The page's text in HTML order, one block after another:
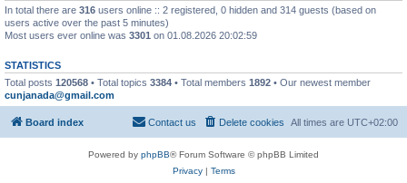
In total there are 316 users online :: 2 registered, 0 hidden and 314 guests (based on
users active over the past 5 minutes)
Most users ever online was 3301 on 01.08.2026 20:02:59
STATISTICS
Total posts 120568 • Total topics 3384 • Total members 1892 • Our newest member
cunjanada@gmail.com
Board index All times are UTC+02:00
Delete cookies
Contact us
Powered by phpBB® Forum Software © phpBB Limited
Privacy| Terms